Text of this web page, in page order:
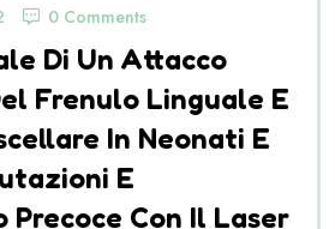
0 Comments
Di Un Attacco
Frenulo Linguale E
In Neonati E
E
Con Il Laser